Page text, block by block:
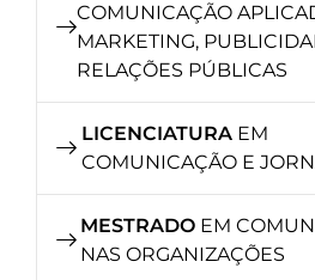
COMUNICAÇÃO
MARKETING,
RELAÇÕES PÚBLICAS
LICENCIATURAEM
COMUNICAÇÃO E
MESTRADOEM
NAS ORGANIZAÇÕES